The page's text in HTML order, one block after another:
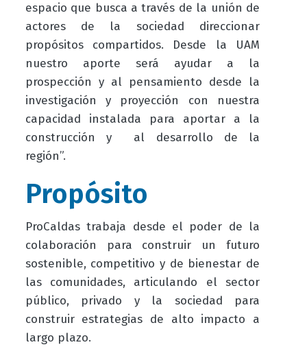
espacio que busca a través de la unión de
actores de la sociedad direccionar
propósitos compartidos. Desde la UAM
nuestro aporte será ayudar a la
prospección y al pensamiento desde la
investigación y proyección con nuestra
capacidad instalada para aportar a la
construcción y al desarrollo de la
región”.
Propósito
ProCaldas trabaja desde el poder de la
colaboración para construir un futuro
sostenible, competitivo y de bienestar de
las comunidades, articulando el sector
público, privado y la sociedad para
construir estrategias de alto impacto a
largo plazo.